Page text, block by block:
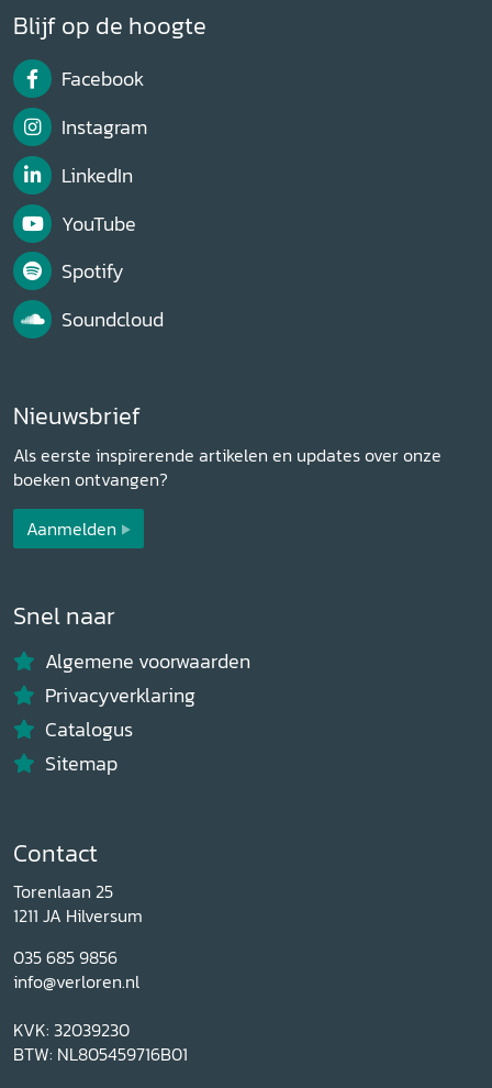
Blijf op de hoogte
Facebook
Instagram
LinkedIn
YouTube
Spotify
Soundcloud
Nieuwsbrief
Als eerste inspirerende artikelen en updates over onze
boeken ontvangen?
Aanmelden
Snel naar
Algemene voorwaarden
Privacyverklaring
Catalogus
Sitemap
Contact
Torenlaan 25
1211 JA Hilversum
035 685 9856
info@verloren.nl
KVK: 32039230
BTW: NL805459716B01